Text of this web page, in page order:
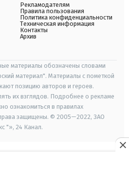
Рекламодателям
Правила пользования
Политика конфиденциальности
Техническая информация
Контакты
Архив
материалы обозначены словами
материал". Материалы с пометкой
позицию авторов и героев.
их взглядов. Подробнее о рекламе
ознакомиться в правилах
защищены. © 2005—2022, ЗАО
"», 24 Канал.